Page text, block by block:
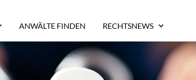
ANWÄLTE FINDEN RECHTSNEWS